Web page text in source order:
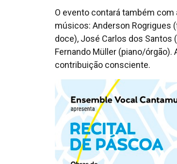
O evento contará também
músicos: Anderson Rogrigues
doce), José Carlos dos Santos
Fernando Müller (piano/órgão).
contribuição consciente.